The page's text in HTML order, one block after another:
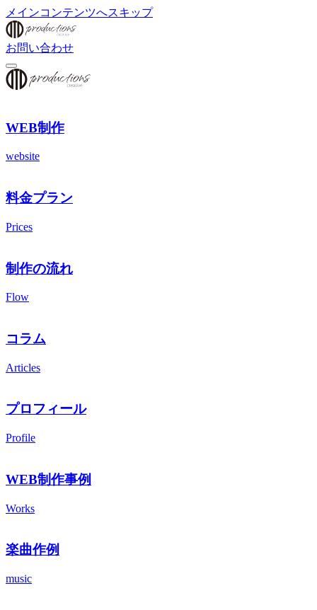
メインコンテンツへスキップ
お問い合わせ
WEB制作
website
料金プラン
Prices
制作の流れ
Flow
コラム
Articles
プロフィール
Profile
WEB制作事例
Works
楽曲作例
music